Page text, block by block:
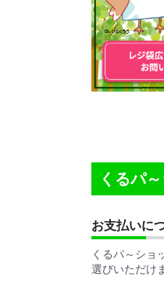
くるパ
お支払いに
くるパ～ショ
選びいただけ